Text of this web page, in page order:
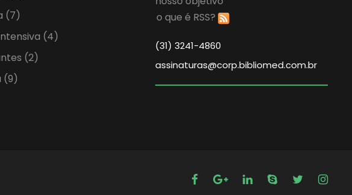
(7)
(4)
(2)
(9)
o que é RSS?
(31) 3241-4860
assinaturas@corp.bibliomed.com.br